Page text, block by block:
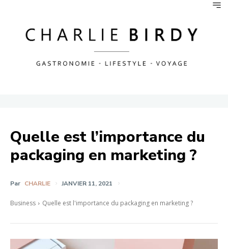
Quelle est l’importance du
packaging en marketing ?
Par CHARLIE JANVIER 11, 2021
Business Quelle est l'importance du packaging en marketing ?